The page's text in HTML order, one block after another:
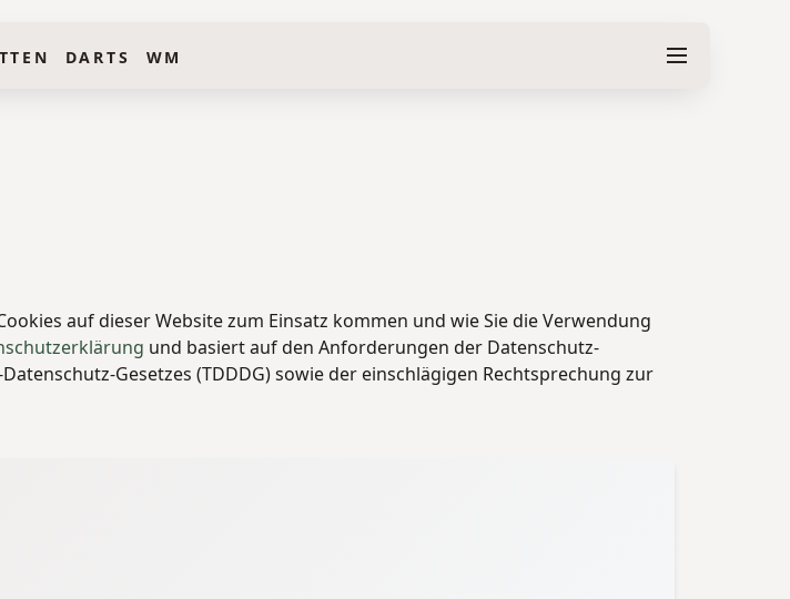
DARTS WM
auf dieser Website zum Einsatz kommen und wie Sie die Verwendung
und basiert auf den Anforderungen der Datenschutz-
Gesetzes (TDDDG) sowie der einschlägigen Rechtsprechung zur